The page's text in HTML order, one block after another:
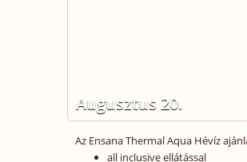
Augusztus 20.
Az Ensana Thermal Aqua Hévíz
all inclusive ellátással